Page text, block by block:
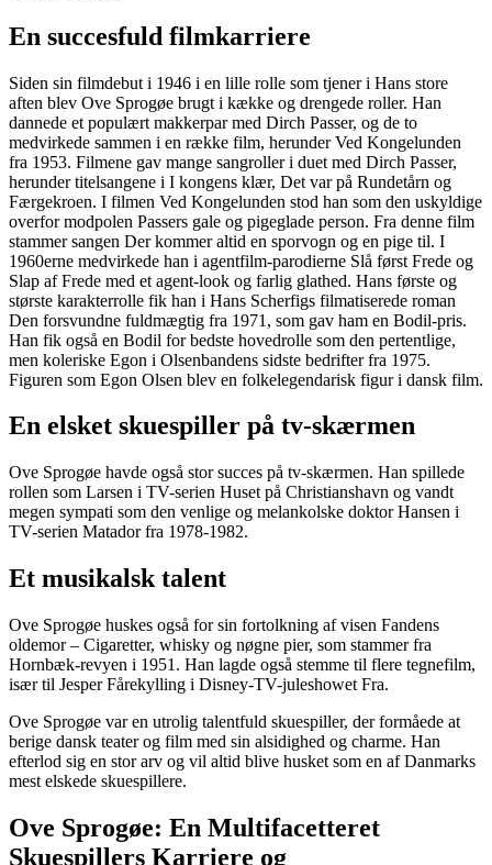
En succesfuld filmkarriere
Siden sin filmdebut i 1946 i en lille rolle som tjener i Hans store
aften blev Ove Sprogøe brugt i kække og drengede roller. Han
dannede et populært makkerpar med Dirch Passer, og de to
medvirkede sammen i en række film, herunder Ved Kongelunden
fra 1953. Filmene gav mange sangroller i duet med Dirch Passer,
herunder titelsangene i I kongens klær, Det var på Rundetårn og
Færgekroen. I filmen Ved Kongelunden stod han som den uskyldige
overfor modpolen Passers gale og pigeglade person. Fra denne film
stammer sangen Der kommer altid en sporvogn og en pige til. I
1960erne medvirkede han i agentfilm-parodierne Slå først Frede og
Slap af Frede med et agent-look og farlig glathed. Hans første og
største karakterrolle fik han i Hans Scherfigs filmatiserede roman
Den forsvundne fuldmægtig fra 1971, som gav ham en Bodil-pris.
Han fik også en Bodil for bedste hovedrolle som den pertentlige,
men koleriske Egon i Olsenbandens sidste bedrifter fra 1975.
Figuren som Egon Olsen blev en folkelegendarisk figur i dansk film.
En elsket skuespiller på tv-skærmen
Ove Sprogøe havde også stor succes på tv-skærmen. Han spillede
rollen som Larsen i TV-serien Huset på Christianshavn og vandt
megen sympati som den venlige og melankolske doktor Hansen i
TV-serien Matador fra 1978-1982.
Et musikalsk talent
Ove Sprogøe huskes også for sin fortolkning af visen Fandens
oldemor – Cigaretter, whisky og nøgne pier, som stammer fra
Hornbæk-revyen i 1951. Han lagde også stemme til flere tegnefilm,
især til Jesper Fårekylling i Disney-TV-juleshowet Fra.
Ove Sprogøe var en utrolig talentfuld skuespiller, der formåede at
berige dansk teater og film med sin alsidighed og charme. Han
efterlod sig en stor arv og vil altid blive husket som en af Danmarks
mest elskede skuespillere.
Ove Sprogøe: En Multifacetteret
Skuespillers Karriere og